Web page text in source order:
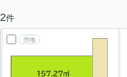
2件
売地